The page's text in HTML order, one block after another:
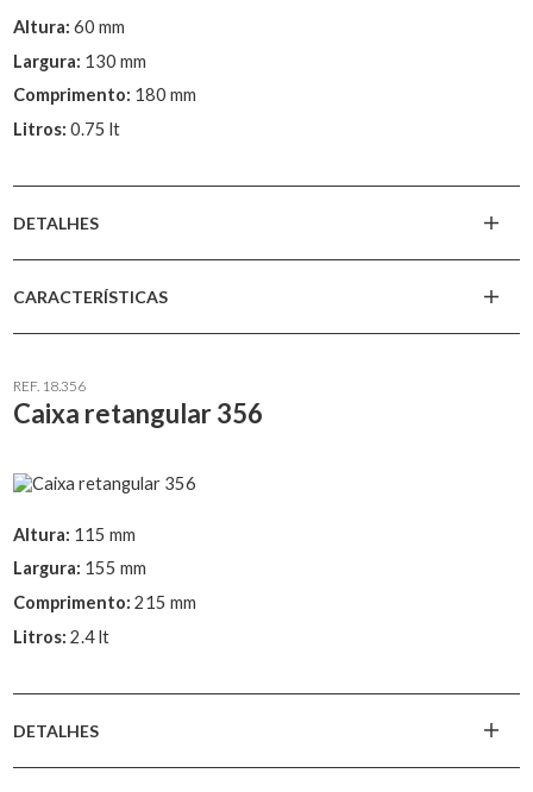
Altura: 60 mm
Largura: 130 mm
Comprimento: 180 mm
Litros: 0.75 lt
DETALHES
CARACTERÍSTICAS
REF. 18.356
Caixa retangular 356
Altura: 115 mm
Largura: 155 mm
Comprimento: 215 mm
Litros: 2.4 lt
DETALHES